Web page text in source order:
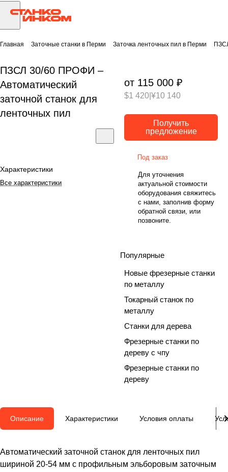
Главная Заточные станки в Перми Заточка ленточных пил в Перми
ПЗСЛ 30/60 ПРОФИ –
Автоматический
заточной станок для
ленточных пил
Характеристики
Все характеристики
от 115 000 ₽
$1 420 ¥10 140
Получить
предложение
Под заказ
Для уточнения
актуальной стоимости
оборудования свяжитесь
с нами, заполнив форму
обратной связи, или
позвоните.
Популярные
Новые фрезерные станки
по металлу
Токарный станок по
металлу
Станки для дерева
Фрезерные станки по
дереву с чпу
Фрезерные станки по
дереву
Описание Характеристики Условия оплаты
Автоматический заточной станок для ленточных пил
шириной 20-54 мм с профильным эльборовым заточным